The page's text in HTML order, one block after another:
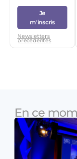
Je
m'inscris
Newsletters
précédentes
En ce